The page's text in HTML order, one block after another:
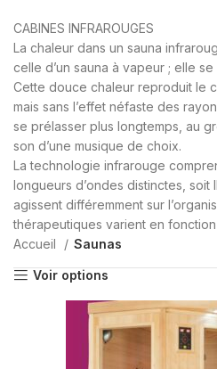
CABINES INFRAROUGES
La chaleur dans un sauna
celle d’un sauna à vapeur ; elle
Cette douce chaleur reproduit le
mais sans l’effet néfaste des
se prélasser plus longtemps, au
son d’une musique de choix.
La technologie infrarouge
longueurs d’ondes distinctes, soit
agissent différemment sur
thérapeutiques varient en
Accueil
Saunas
Voir options